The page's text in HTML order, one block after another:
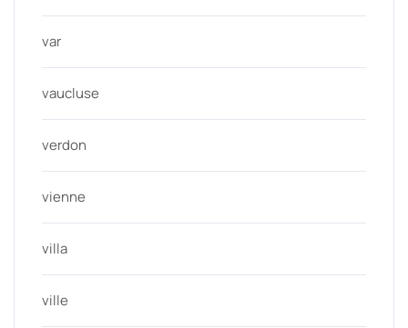
var
vaucluse
verdon
vienne
villa
ville